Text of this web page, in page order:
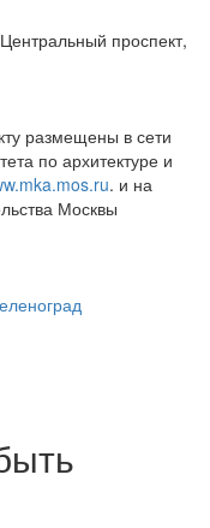
проспект,
размещены в сети
по архитектуре и
. и на
Москвы